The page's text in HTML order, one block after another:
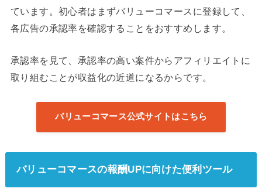
ています。初心者はまずバリューコマースに登録して、
各広告の承認率を確認することをおすすめします。
承認率を見て、承認率の高い案件からアフィリエイトに
取り組むことが収益化の近道になるからです。
バリューコマース公式サイトはこちら
バリューコマースの報酬UPに向けた便利ツール